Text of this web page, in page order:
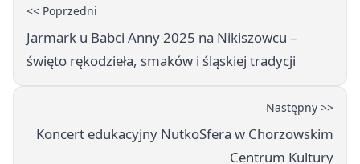
<< Poprzedni
Jarmark u Babci Anny 2025 na Nikiszowcu –
święto rękodzieła, smaków i śląskiej tradycji
Następny >>
Koncert edukacyjny NutkoSfera w Chorzowskim
Centrum Kultury